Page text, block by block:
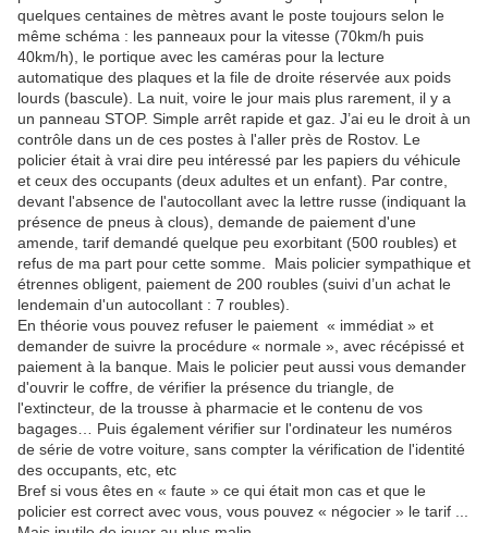
quelques centaines de mètres avant le poste toujours selon le
même schéma : les panneaux pour la vitesse (70km/h puis
40km/h), le portique avec les caméras pour la lecture
automatique des plaques et la file de droite réservée aux poids
lourds (bascule). La nuit, voire le jour mais plus rarement, il y a
un panneau STOP. Simple arrêt rapide et gaz. J’ai eu le droit à un
contrôle dans un de ces postes à l'aller près de Rostov. Le
policier était à vrai dire peu intéressé par les papiers du véhicule
et ceux des occupants (deux adultes et un enfant). Par contre,
devant l'absence de l'autocollant avec la lettre russe (indiquant la
présence de pneus à clous), demande de paiement d'une
amende, tarif demandé quelque peu exorbitant (500 roubles) et
refus de ma part pour cette somme. Mais policier sympathique et
étrennes obligent, paiement de 200 roubles (suivi d’un achat le
lendemain d'un autocollant : 7 roubles).
En théorie vous pouvez refuser le paiement « immédiat » et
demander de suivre la procédure « normale », avec récépissé et
paiement à la banque. Mais le policier peut aussi vous demander
d'ouvrir le coffre, de vérifier la présence du triangle, de
l'extincteur, de la trousse à pharmacie et le contenu de vos
bagages… Puis également vérifier sur l'ordinateur les numéros
de série de votre voiture, sans compter la vérification de l'identité
des occupants, etc, etc
Bref si vous êtes en « faute » ce qui était mon cas et que le
policier est correct avec vous, vous pouvez « négocier » le tarif ...